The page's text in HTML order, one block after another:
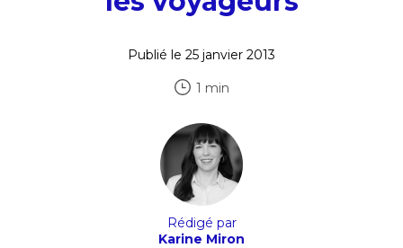
Publié le 25 janvier 2013
1 min
Rédigé par
Karine Miron